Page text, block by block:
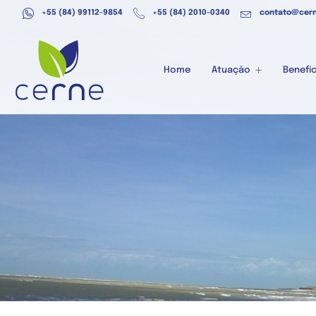
+55 (84) 99112-9854 +55 (84) 2010-0340
Home Atuação